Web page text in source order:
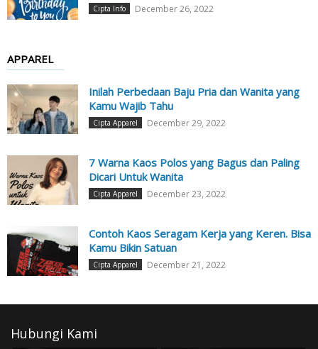
Cipta Info December 26, 2022
APPAREL
Inilah Perbedaan Baju Pria dan Wanita yang
Kamu Wajib Tahu
Cipta Apparel December 29, 2022
7 Warna Kaos Polos yang Bagus dan Paling
Dicari Untuk Wanita
Cipta Apparel December 23, 2022
Contoh Kaos Seragam Kerja yang Keren. Bisa
Kamu Bikin Satuan
Cipta Apparel December 21, 2022
Hubungi Kami